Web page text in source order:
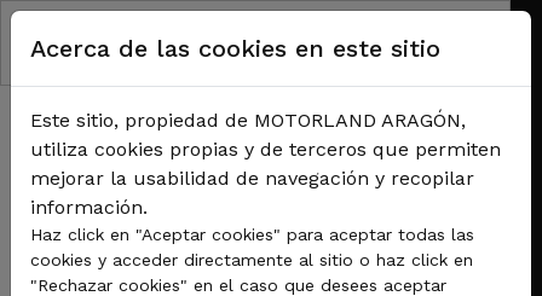
Pasar al contenido principal
RUTA DE NAVEGACIÓN
Miles de aficionados vibran en MotorLand con el espectáculo de MotoGP
Acerca de las cookies en este sitio
Este sitio, propiedad de MOTORLAND ARAGÓN,
utiliza cookies propias y de terceros que permiten
mejorar la usabilidad de navegación y recopilar
información.
Haz click en "Aceptar cookies" para aceptar todas las
cookies y acceder directamente al sitio o haz click en
"Rechazar cookies" en el caso que desees aceptar